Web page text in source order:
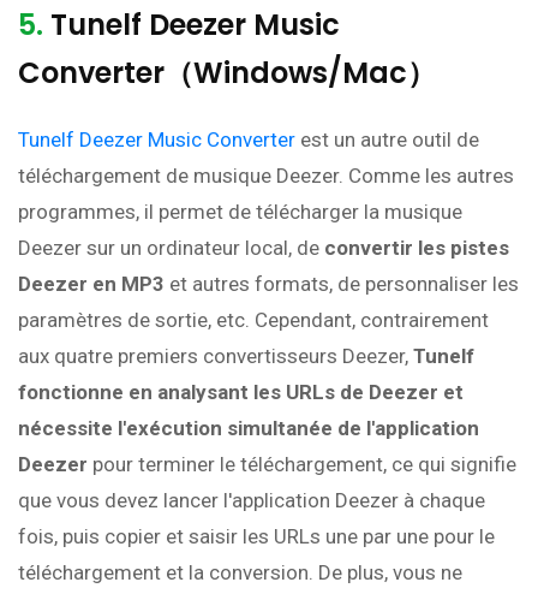
5. Tunelf Deezer Music
Converter（Windows/Mac）
Tunelf Deezer Music Converter est un autre outil de
téléchargement de musique Deezer. Comme les autres
programmes, il permet de télécharger la musique
Deezer sur un ordinateur local, de convertir les pistes
Deezer en MP3 et autres formats, de personnaliser les
paramètres de sortie, etc. Cependant, contrairement
aux quatre premiers convertisseurs Deezer, Tunelf
fonctionne en analysant les URLs de Deezer et
nécessite l'exécution simultanée de l'application
Deezer pour terminer le téléchargement, ce qui signifie
que vous devez lancer l'application Deezer à chaque
fois, puis copier et saisir les URLs une par une pour le
téléchargement et la conversion. De plus, vous ne